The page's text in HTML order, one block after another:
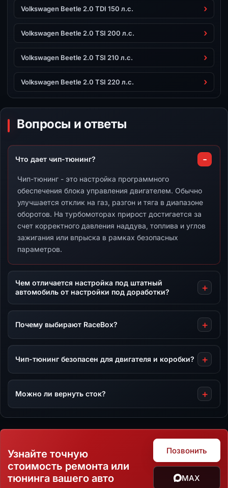
Volkswagen Beetle 2.0 TDI 150 л.с.
Volkswagen Beetle 2.0 TSI 200 л.с.
Volkswagen Beetle 2.0 TSI 210 л.с.
Volkswagen Beetle 2.0 TSI 220 л.с.
Вопросы и ответы
Что дает чип-тюнинг?
Чип-тюнинг - это настройка программного
обеспечения блока управления двигателем. Обычно
улучшается отклик на газ, разгон и тяга в диапазоне
оборотов. На турбомоторах прирост достигается за
счет корректного давления наддува, топлива и углов
зажигания или впрыска в рамках безопасных
параметров.
Чем отличается настройка под штатный
автомобиль от настройки под доработки?
Почему выбирают RaceBox?
Чип-тюнинг безопасен для двигателя и коробки?
Можно ли вернуть сток?
Узнайте точную
стоимость ремонта или
тюнинга вашего авто
Позвонить
MAX